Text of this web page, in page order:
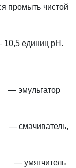
промыть чистой
10,5 единиц pH.
— умягчитель